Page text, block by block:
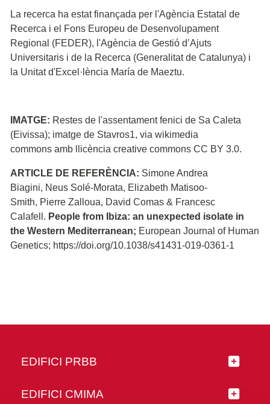
La recerca ha estat finançada per l'Agència Estatal de
Recerca i el Fons Europeu de Desenvolupament
Regional (FEDER), l'Agència de Gestió d’Ajuts
Universitaris i de la Recerca (Generalitat de Catalunya) i
la Unitat d'Excel·lència María de Maeztu.
IMATGE: Restes de l'assentament fenici de Sa Caleta
(Eivissa); imatge de Stavros1, via wikimedia
commons amb llicència creative commons CC BY 3.0.
ARTICLE DE REFERÈNCIA: Simone Andrea
Biagini, Neus Solé-Morata, Elizabeth Matisoo-
Smith, Pierre Zalloua, David Comas & Francesc
Calafell. People from Ibiza: an unexpected isolate in
the Western Mediterranean; European Journal of Human
Genetics; https://doi.org/10.1038/s41431-019-0361-1
EDIFICI PRBB
EDIFICI CMIMA